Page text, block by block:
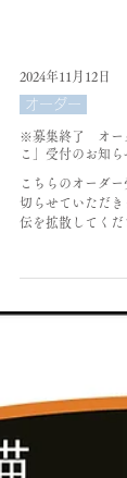
※募集終了 オー
こ」受付のお知ら
こちらのオーダー